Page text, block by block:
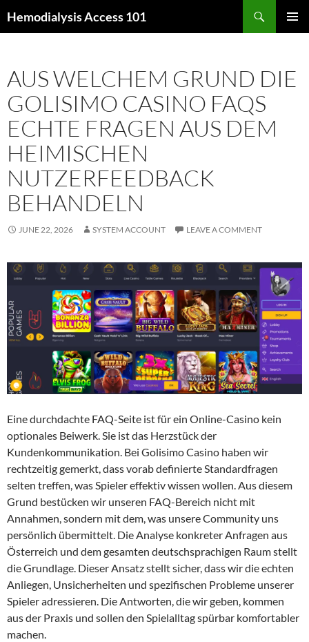
toHemodialysis Access 101
AUS WELCHEM GRUND DIE
GOLISIMO CASINO FAQS
ECHTE FRAGEN AUS DEM
HEIMISCHEN
NUTZERFEEDBACK
BEHANDELN
JUNE 22, 2026 SYSTEM ACCOUNT LEAVE A COMMENT
Eine durchdachte FAQ-Seite ist für ein Online-Casino kein
optionales Beiwerk. Sie ist das Herzstück der
Kundenkommunikation. Bei Golisimo Casino haben wir
rechtzeitig gemerkt, dass vorab definierte Standardfragen
selten treffen, was Spieler effektiv wissen wollen. Aus diesem
Grund bestücken wir unseren FAQ-Bereich nicht mit
Annahmen, sondern mit dem, was unsere Community uns
persönlich übermittelt. Die Analyse konkreter Anfragen aus
Österreich und dem gesamten deutschsprachigen Raum stellt
die Grundlage. Dieser Ansatz stellt sicher, dass wir die echten
Anliegen, Unsicherheiten und spezifischen Probleme unserer
Spieler adressieren. Die Antworten, die wir geben, kommen
aus der Praxis und sollen den Spielalltag spürbar komfortabler
machen.